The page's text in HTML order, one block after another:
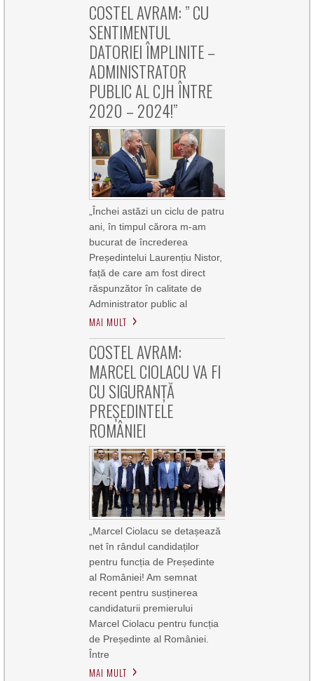
COSTEL AVRAM: ” CU
SENTIMENTUL
DATORIEI ÎMPLINITE –
ADMINISTRATOR
PUBLIC AL CJH ÎNTRE
2020 – 2024!”
„Închei astăzi un ciclu de patru
ani, în timpul cărora m-am
bucurat de încrederea
Președintelui Laurențiu Nistor,
față de care am fost direct
răspunzător în calitate de
Administrator public al
MAI MULT
COSTEL AVRAM:
MARCEL CIOLACU VA FI
CU SIGURANȚĂ
PREȘEDINTELE
ROMÂNIEI
„Marcel Ciolacu se detașează
net în rândul candidaților
pentru funcția de Președinte
al României! Am semnat
recent pentru susținerea
candidaturii premierului
Marcel Ciolacu pentru funcția
de Președinte al României.
Între
MAI MULT